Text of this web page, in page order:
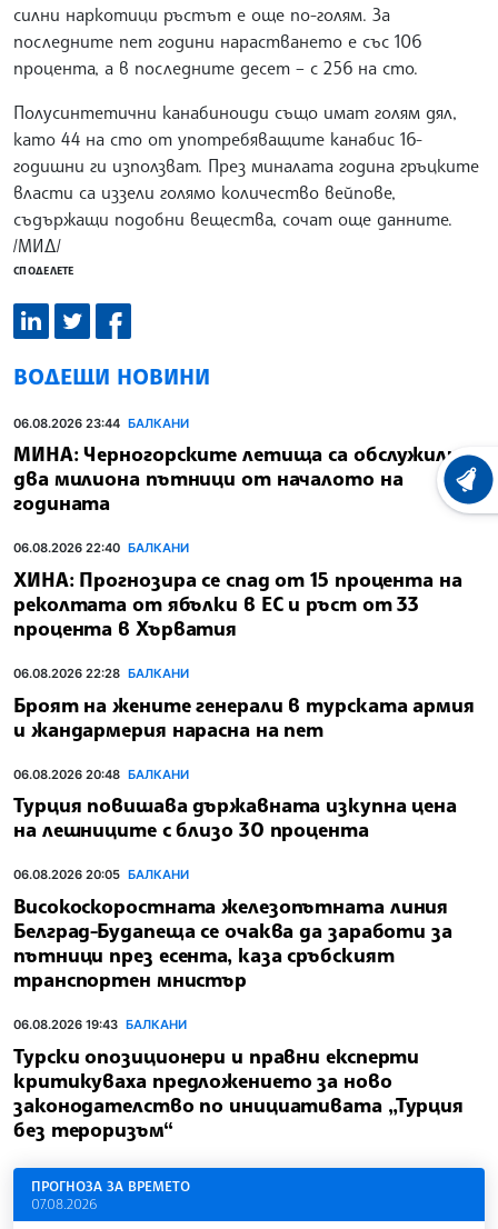
силни наркотици ръстът е още по-голям. За
последните пет години нарастването е със 106
процента, а в последните десет – с 256 на сто.
Полусинтетични канабиноиди също имат голям дял,
като 44 на сто от употребяващите канабис 16-
годишни ги използват. През миналата година гръцките
власти са иззели голямо количество вейпове,
съдържащи подобни вещества, сочат още данните.
/МИД/
СПОДЕЛЕТЕ
ВОДЕЩИ НОВИНИ
06.08.2026 23:44 БАЛКАНИ
МИНА: Черногорските летища са обслужили
два милиона пътници от началото на
годината
06.08.2026 22:40 БАЛКАНИ
ХИНА: Прогнозира се спад от 15 процента на
реколтата от ябълки в ЕС и ръст от 33
процента в Хърватия
06.08.2026 22:28 БАЛКАНИ
Броят на жените генерали в турската армия
и жандармерия нарасна на пет
06.08.2026 20:48 БАЛКАНИ
Турция повишава държавната изкупна цена
на лешниците с близо 30 процента
06.08.2026 20:05 БАЛКАНИ
Високоскоростната железопътната линия
Белград-Будапеща се очаква да заработи за
пътници през есента, каза сръбският
транспортен мнистър
06.08.2026 19:43 БАЛКАНИ
Турски опозиционери и правни експерти
критикуваха предложението за ново
законодателство по инициативата „Турция
без тероризъм“
ПРОГНОЗА ЗА ВРЕМЕТО
07.08.2026